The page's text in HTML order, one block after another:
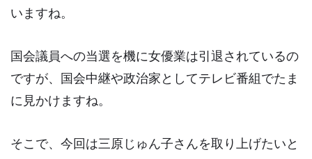
いますね。
国会議員への当選を機に女優業は引退されているの
ですが、国会中継や政治家としてテレビ番組でたま
に見かけますね。
そこで、今回は三原じゅん子さんを取り上げたいと